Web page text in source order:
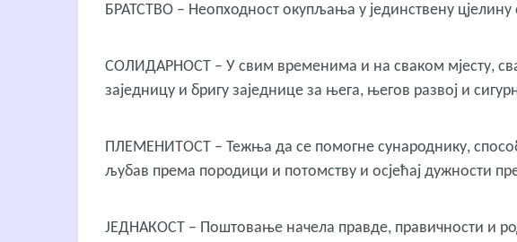
БРАТСТВО – Неопходност окупљања у јединствену цјелину
СОЛИДАРНОСТ – У свим временима и на сваком мјесту,
заједницу и бригу заједнице за њега, његов развој и
ПЛЕМЕНИТОСТ – Тежња да се помогне сународнику,
љубав према породици и потомству и осјећај дужности
JЕДНАКОСТ – Поштовање начела правде, правичности и